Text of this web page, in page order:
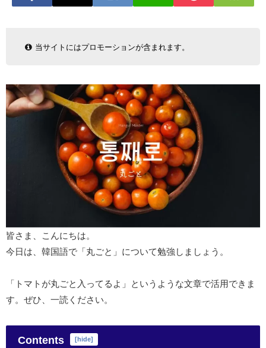
当サイトにはプロモーションが含まれます。
皆さま、こんにちは。
今日は、韓国語で「丸ごと」について勉強しましょう。
「トマトが丸ごと入ってるよ」というような文章で活用できま
す。ぜひ、一読ください。
Contents [hide]